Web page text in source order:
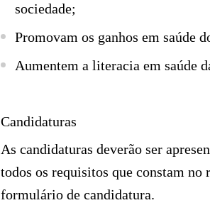
sociedade;
Promovam os ganhos em saúde
Aumentem a literacia em saúde
Candidaturas
As candidaturas deverão ser
todos os requisitos que constam
formulário de candidatura.